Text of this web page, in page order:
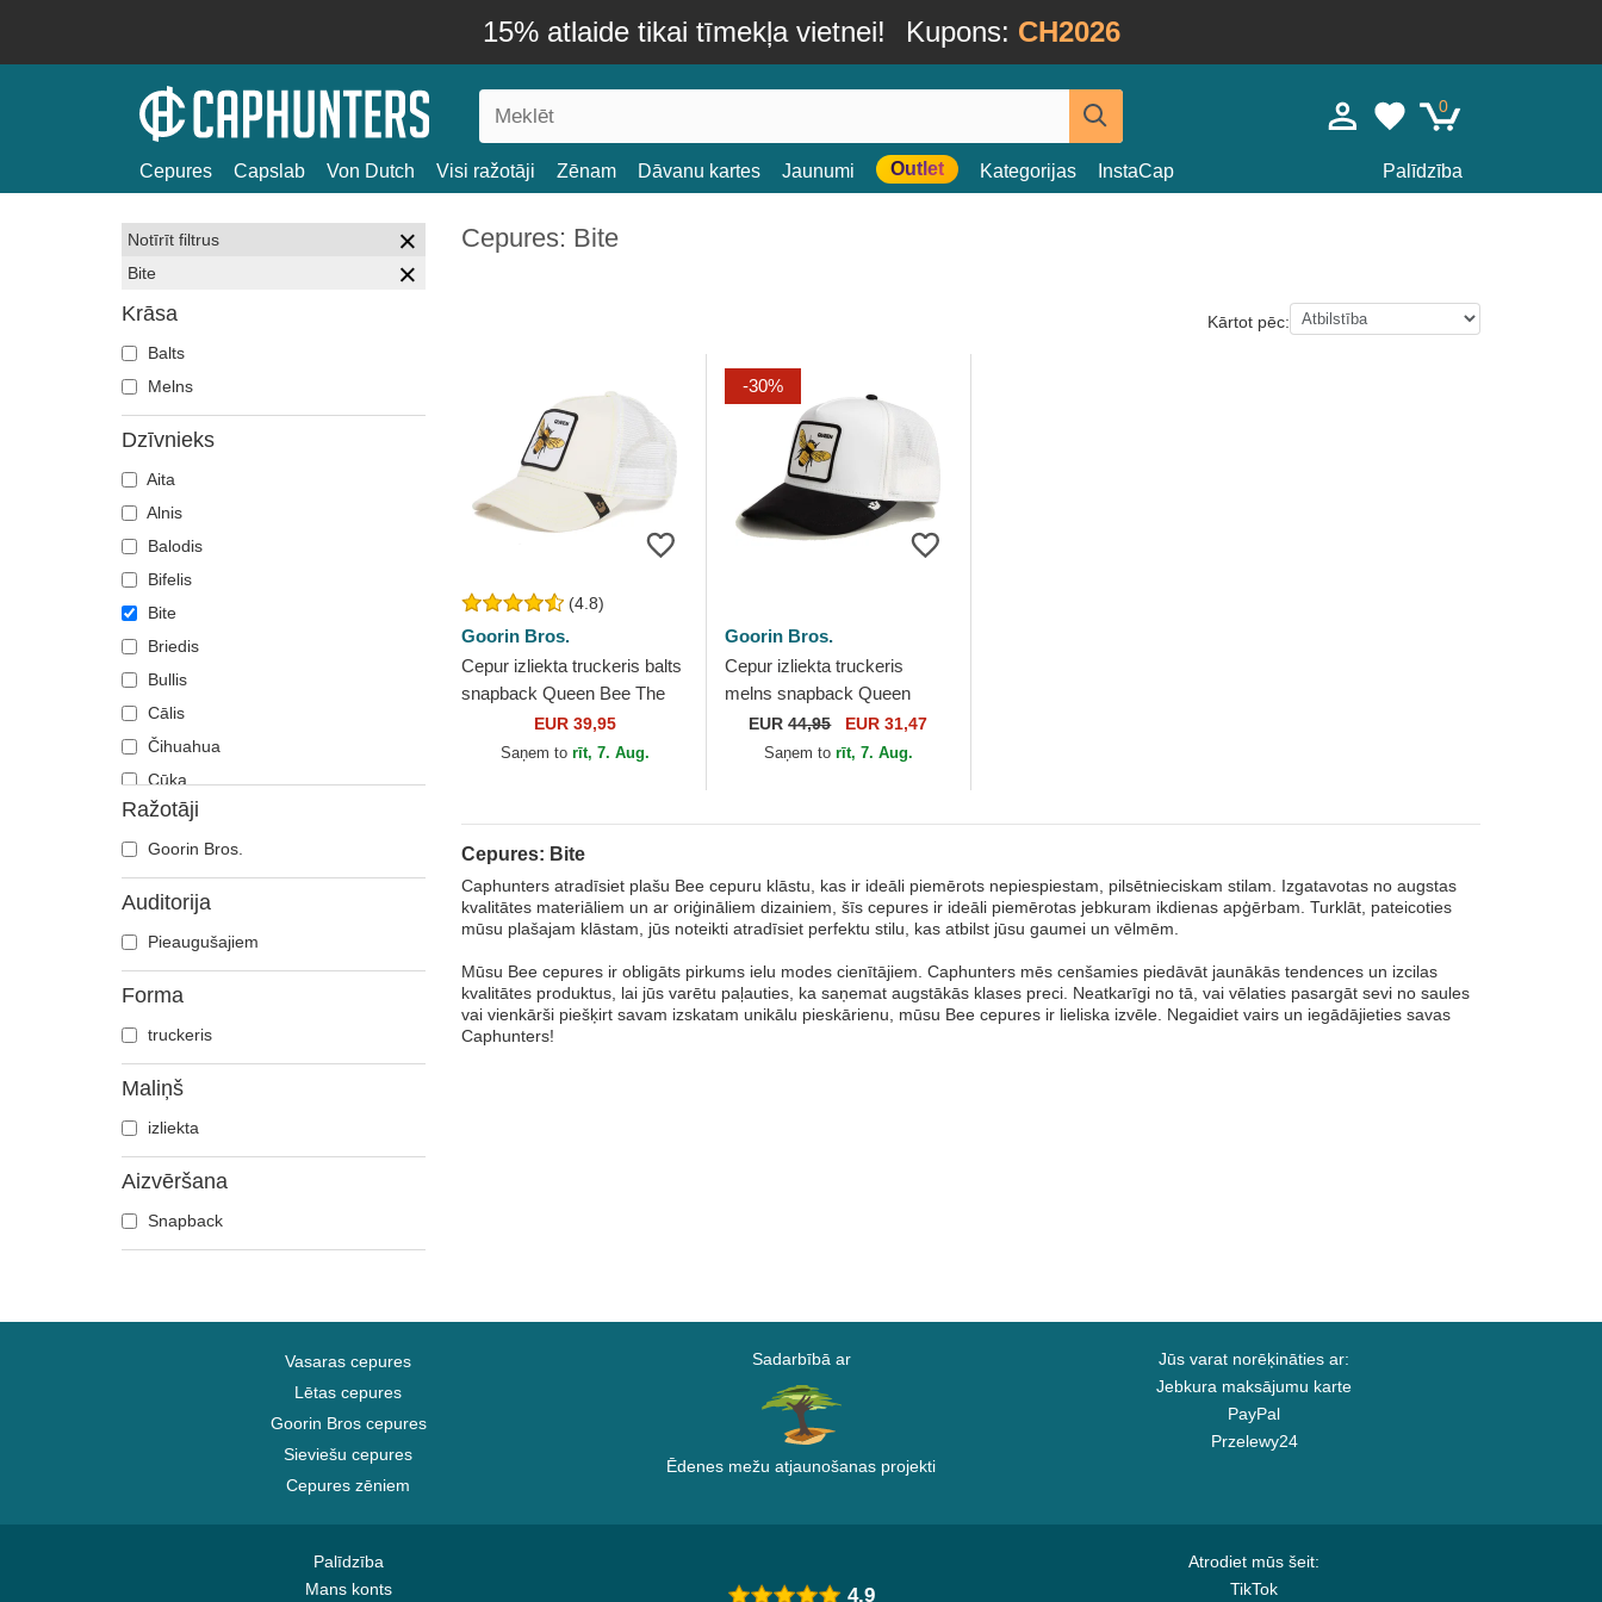
15% atlaide tikai tīmekļa vietnei! Kupons: CH2026
0
Cepures Capslab Von Dutch Visi ražotāji Zēnam Dāvanu kartes Jaunumi Outlet Kategorijas InstaCap Palīdzība
Notīrīt filtrus
Bite
Krāsa
Balts
Melns
Dzīvnieks
Aita
Alnis
Balodis
Bifelis
Bite
Briedis
Bullis
Cālis
Čihuahua
Cūka
Čūska
Degunradzis
Delfīns
Dobermans
Ērglis
Franču buldogs
Gailis
Govs
Grifs
Haizivs
Ražotāji
Goorin Bros.
Auditorija
Pieaugušajiem
Forma
truckeris
Maliņš
izliekta
Aizvēršana
Snapback
Cepures: Bite
Kārtot pēc:
(4.8)
Goorin Bros.
Cepur izliekta truckeris balts
snapback Queen Bee The
Farm no Goorin Bros.
EUR 39,95
Saņem to rīt, 7. Aug.
-30%
Goorin Bros.
Cepur izliekta truckeris
melns snapback Queen
Microsuede Bee The Farm
no Goorin Bros.
EUR44,95 EUR 31,47
Saņem to rīt, 7. Aug.
Cepures: Bite
Caphunters atradīsiet plašu Bee cepuru klāstu, kas ir ideāli piemērots nepiespiestam, pilsētnieciskam stilam. Izgatavotas no augstas
kvalitātes materiāliem un ar oriģināliem dizainiem, šīs cepures ir ideāli piemērotas jebkuram ikdienas apģērbam. Turklāt, pateicoties
mūsu plašajam klāstam, jūs noteikti atradīsiet perfektu stilu, kas atbilst jūsu gaumei un vēlmēm.
Mūsu Bee cepures ir obligāts pirkums ielu modes cienītājiem. Caphunters mēs cenšamies piedāvāt jaunākās tendences un izcilas
kvalitātes produktus, lai jūs varētu paļauties, ka saņemat augstākās klases preci. Neatkarīgi no tā, vai vēlaties pasargāt sevi no saules
vai vienkārši piešķirt savam izskatam unikālu pieskārienu, mūsu Bee cepures ir lieliska izvēle. Negaidiet vairs un iegādājieties savas
Caphunters!
Vasaras cepures
Lētas cepures
Goorin Bros cepures
Sieviešu cepures
Cepures zēniem
Sadarbībā ar
Ēdenes mežu atjaunošanas projekti
Jūs varat norēķināties ar:
Jebkura maksājumu karte
PayPal
Przelewy24
Palīdzība
Mans konts
Atrodiet mūs šeit:
TikTok
4.9